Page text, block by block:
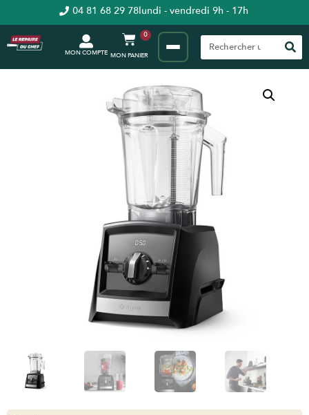
04 81 68 29 78lundi - vendredi 9h - 17h
MON COMPTE
0